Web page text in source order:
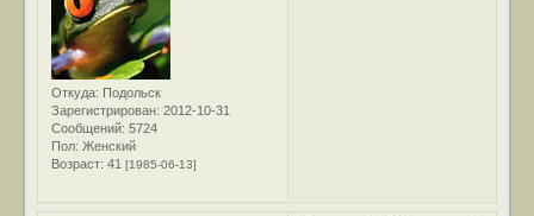
Откуда: Подольск
Зарегистрирован: 2012-10-31
Сообщений: 5724
Пол: Женский
Возраст: 41[1985-06-13]